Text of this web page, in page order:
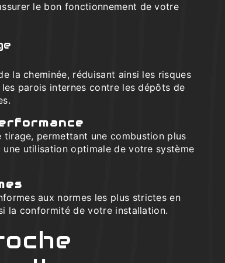
le bon fonctionnement de votre
la cheminée, réduisant ainsi les risques
parois internes contre les dépôts de
permettant une combustion plus
utilisation optimale de votre système
aux normes les plus strictes en
la conformité de votre installation.